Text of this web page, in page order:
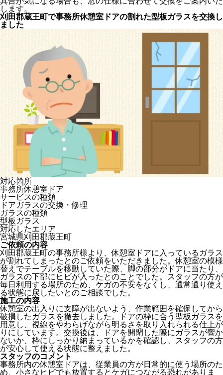
します。
刈田郡蔵王町で事務所休憩室ドアの割れた型板ガラスを交換し
ました
対応箇所
事務所休憩室ドア
サービスの種類
ドアガラスの交換・修理
ガラスの種類
型板ガラス
対応したエリア
宮城県刈田郡蔵王町
ご依頼の内容
刈田郡蔵王町の事務所様より、休憩室ドアに入っているガラス
が割れてしまったとのご依頼をいただきました。休憩室の模様
替えでテーブルを移動していた際、脚の部分がドアに当たり、
ガラスの下部にヒビが入ったとのことでした。スタッフの方が
毎日利用する場所のため、ケガの不安をなくし、通常通り使え
る状態に戻したいとのご相談でした。
施工の内容
休憩室の出入りに支障が出ないよう、作業範囲を確保してから
破損したガラスを撤去しました。ドアの枠に合う型板ガラスを
用意し、視線をやわらげながら明るさを取り入れられる仕上が
りにしています。交換後は、ドアを開閉した際にガラスが響か
ないか、枠にしっかり納まっているかを確認し、スタッフの方
が安心して使える状態に整えました。
スタッフのコメント
事務所内の休憩室ドアは、従業員の方が日常的に使う場所のた
め、小さなヒビでも放置するとケガにつながる恐れがありま